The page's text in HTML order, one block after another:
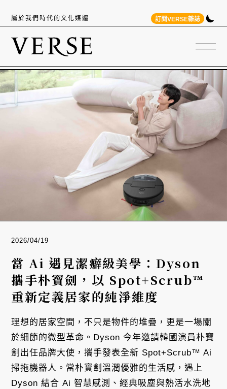
屬於我們時代的文化媒體 訂閱VERSE雜誌
2026/04/19
當 Ai 遇見潔癖級美學：Dyson
攜手朴寶劍，以 Spot+Scrub™
重新定義居家的純淨維度
理想的居家空間，不只是物件的堆疊，更是一場關
於細節的微型革命。Dyson 今年邀請韓國演員朴寶
劍出任品牌大使，攜手發表全新 Spot+Scrub™ Ai
掃拖機器人。當朴寶劍溫潤優雅的生活感，遇上
Dyson 結合 Ai 智慧感測、經典吸塵與熱活水洗地